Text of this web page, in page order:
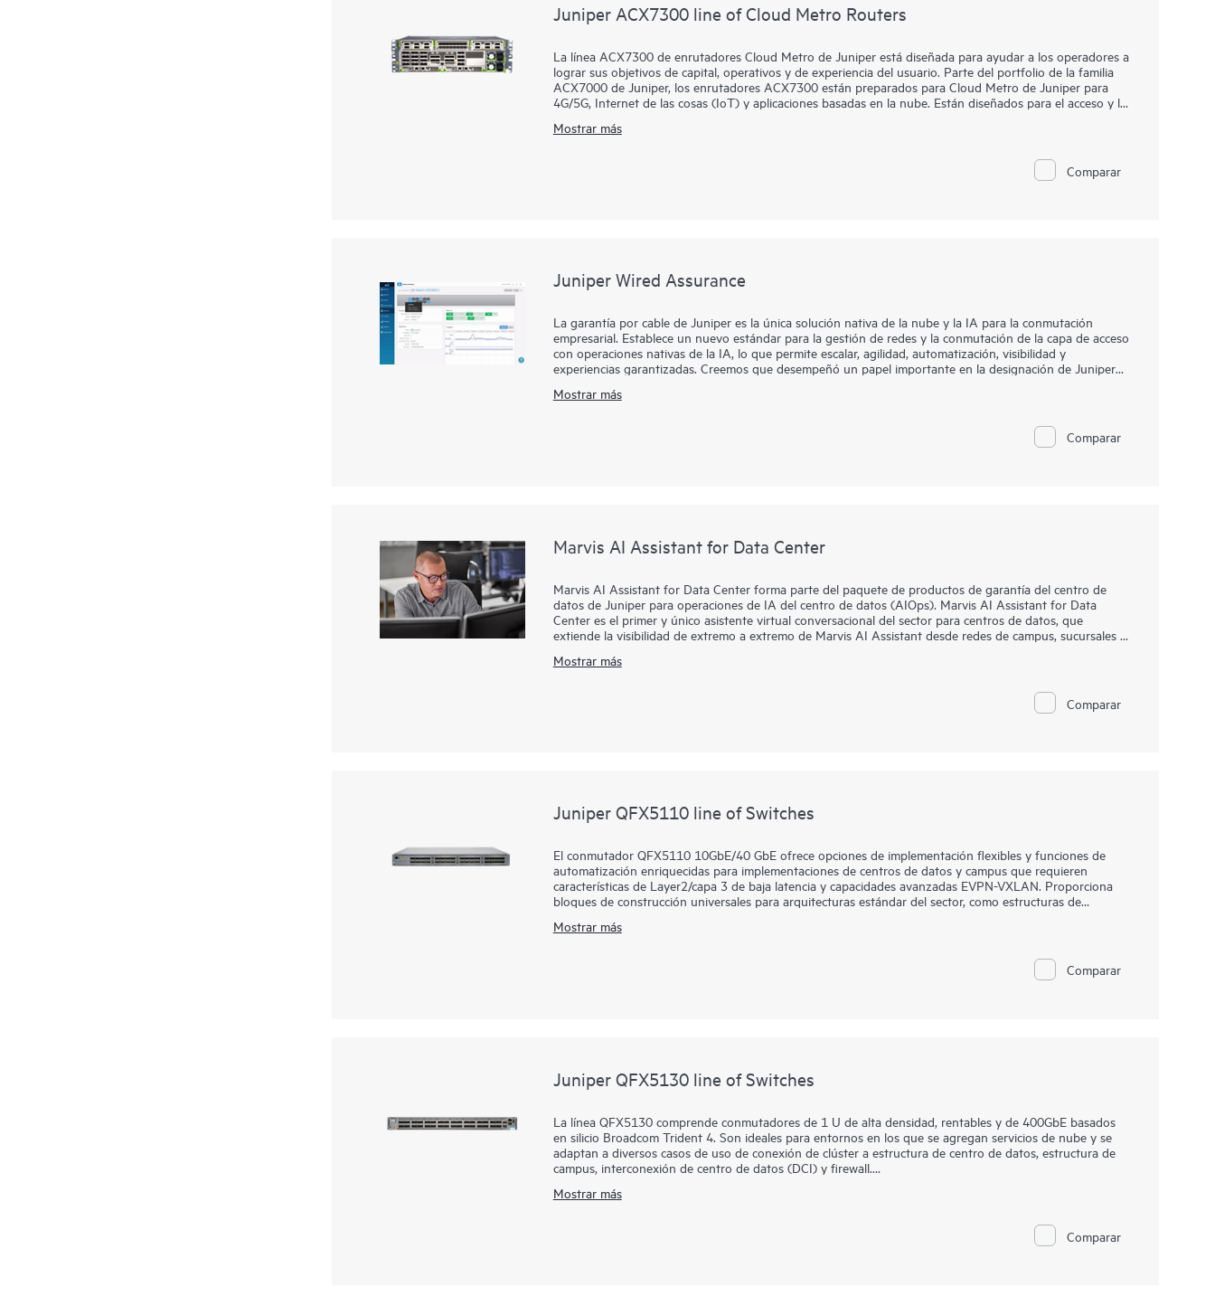
Juniper ACX7300 line of Cloud Metro Routers
La línea ACX7300 de enrutadores Cloud Metro de Juniper está diseñada para ayudar a los operadores a
lograr sus objetivos de capital, operativos y de experiencia del usuario. Parte del portfolio de la familia
ACX7000 de Juniper, los enrutadores ACX7300 están preparados para Cloud Metro de Juniper para
4G/5G, Internet de las cosas (IoT) y aplicaciones basadas en la nube. Están diseñados para el acceso y la
altamente flexibles (de 1 GbE a 400GbE), compactas (29 cm de profundidad), 3U, multiservicio y con
escala, el ACX7348 con clasificación de temperatura industrial (I-Temp) o el ACX7332 con clasificación
de temperatura extendida (E-Temp) y memoria direccionable de contenido ternario externo (eTCAM)
fundamentales con una escala excepcional y una configuración de puertos altamente flexible y de
compilación a medida que creces, y los operadores están equipados para evolucionar los protocolos y
Mostrar más
Comparar
Juniper Wired Assurance
La garantía por cable de Juniper es la única solución nativa de la nube y la IA para la conmutación
empresarial. Establece un nuevo estándar para la gestión de redes y la conmutación de la capa de acceso
con operaciones nativas de la IA, lo que permite escalar, agilidad, automatización, visibilidad y
experiencias garantizadas. Creemos que desempeñó un papel importante en la designación de Juniper
empresarial por cuarta vez consecutiva. La nube de Juniper optimiza el aprovisionamiento, la
operaciones, mejora el MTTR y permite una visibilidad real del rendimiento de los dispositivos
Mostrar más
Comparar
Marvis AI Assistant for Data Center
Marvis AI Assistant for Data Center forma parte del paquete de productos de garantía del centro de
datos de Juniper para operaciones de IA del centro de datos (AIOps). Marvis AI Assistant for Data
Center es el primer y único asistente virtual conversacional del sector para centros de datos, que
extiende la visibilidad de extremo a extremo de Marvis AI Assistant desde redes de campus, sucursales y
acciones proactivas y prescriptivas del centro de datos para acelerar la resolución de problemas. Las
Mostrar más
Comparar
Juniper QFX5110 line of Switches
El conmutador QFX5110 10GbE/40 GbE ofrece opciones de implementación flexibles y funciones de
automatización enriquecidas para implementaciones de centros de datos y campus que requieren
características de Layer2/capa 3 de baja latencia y capacidades avanzadas EVPN-VXLAN. Proporciona
bloques de construcción universales para arquitecturas estándar del sector, como estructuras de
Gestiona la implementación de QFX5110 de tu centro de datos con el software llave en mano Juniper
operaciones, y proporciona una garantía de circuito cerrado. Implementa y gestiona la estructura de tu
campus desde la nube de Juniper Mist para simplificar las operaciones y mejorar la visibilidad
Mostrar más
Comparar
Juniper QFX5130 line of Switches
La línea QFX5130 comprende conmutadores de 1 U de alta densidad, rentables y de 400GbE basados
en silicio Broadcom Trident 4. Son ideales para entornos en los que se agregan servicios de nube y se
adaptan a diversos casos de uso de conexión de clúster a estructura de centro de datos, estructura de
campus, interconexión de centro de datos (DCI) y firewall.
empresariales, de proveedores de servicios y de proveedores de nube. Son especialmente adecuadas
tráfico, que ofrecen telemetría en banda y dirección dinámica del tráfico. Con versatilidad de
implementación, desde la entrega de servicios personalizados en redes de proveedores hasta
Mostrar más
Comparar